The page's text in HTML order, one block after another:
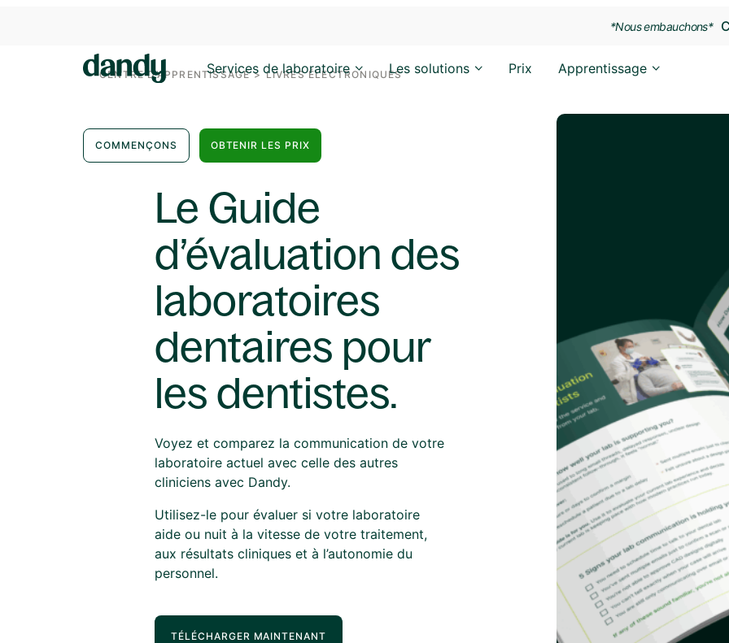
*Nous embauchons*
Services de laboratoire Les solutions Prix Apprentissage
COMMENÇONS OBTENIR LES PRIX
CENTRE D’APPRENTISSAGE > LIVRES ÉLECTRONIQUES
Le Guide
d’évaluation des
laboratoires
dentaires pour
les dentistes.
Voyez et comparez la communication de votre
laboratoire actuel avec celle des autres
cliniciens avec Dandy.
Utilisez-le pour évaluer si votre laboratoire
aide ou nuit à la vitesse de votre traitement,
aux résultats cliniques et à l’autonomie du
personnel.
TÉLÉCHARGER MAINTENANT